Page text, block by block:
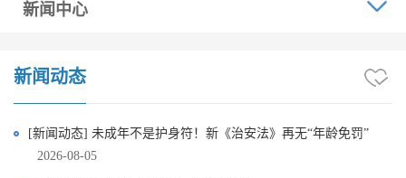
新闻中心
新闻动态
[新闻动态] 未成年不是护身符！新《治安法》再无“年龄免罚”
2026-08-05